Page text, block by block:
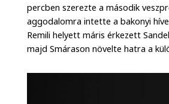
percben szerezte a második
aggodalomra intette a bakonyi
Remili helyett máris érkezett
majd Smárason növelte hatra a